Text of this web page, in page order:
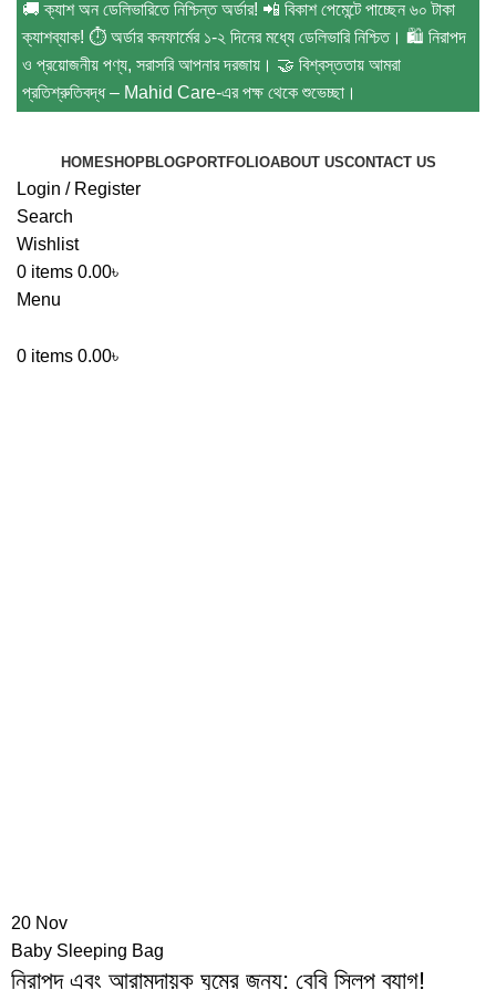
🚚 ক্যাশ অন ডেলিভারিতে নিশ্চিন্ত অর্ডার! 📲 বিকাশ পেমেন্টে পাচ্ছেন ৬০ টাকা
ক্যাশব্যাক! ⏱️ অর্ডার কনফার্মের ১-২ দিনের মধ্যে ডেলিভারি নিশ্চিত। 🛍️ নিরাপদ
ও প্রয়োজনীয় পণ্য, সরাসরি আপনার দরজায়। 🤝 বিশ্বস্ততায় আমরা
প্রতিশ্রুতিবদ্ধ – Mahid Care-এর পক্ষ থেকে শুভেচ্ছা।
HOMESHOPBLOGPORTFOLIOABOUT USCONTACT US
Login / Register
Search
Wishlist
0 items 0.00৳
Menu
0 items 0.00৳
20 Nov
Baby Sleeping Bag
নিরাপদ এবং আরামদায়ক ঘুমের জন্য: বেবি স্লিপ ব্যাগ!